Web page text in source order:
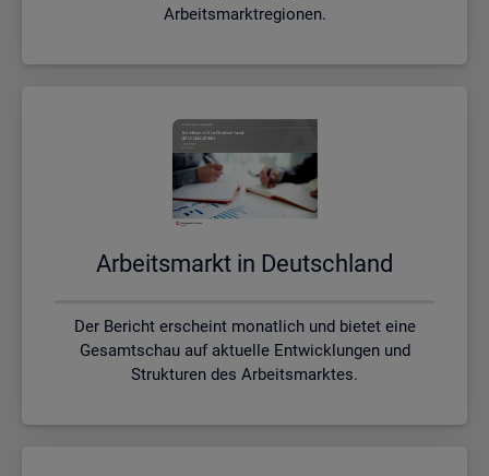
Arbeitsmarktregionen.
Ar­beits­markt in Deutsch­land
Der Bericht erscheint monatlich und bietet eine
Gesamtschau auf aktuelle Entwicklungen und
Strukturen des Arbeitsmarktes.